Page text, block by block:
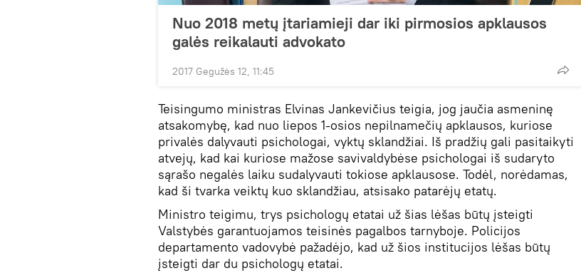
Nuo 2018 metų įtariamieji dar iki pirmosios apklausos
galės reikalauti advokato
2017 Gegužės 12, 11:45
Teisingumo ministras Elvinas Jankevičius teigia, jog jaučia asmeninę
atsakomybę, kad nuo liepos 1-osios nepilnamečių apklausos, kuriose
privalės dalyvauti psichologai, vyktų sklandžiai. Iš pradžių gali pasitaikyti
atvejų, kad kai kuriose mažose savivaldybėse psichologai iš sudaryto
sąrašo negalės laiku sudalyvauti tokiose apklausose. Todėl, norėdamas,
kad ši tvarka veiktų kuo sklandžiau, atsisako patarėjų etatų.
Ministro teigimu, trys psichologų etatai už šias lėšas būtų įsteigti
Valstybės garantuojamos teisinės pagalbos tarnyboje. Policijos
departamento vadovybė pažadėjo, kad už šios institucijos lėšas būtų
įsteigti dar du psichologų etatai.